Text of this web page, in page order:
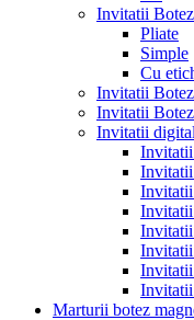
Invitatii
Pliate
Simple
Cu
Invitatii
Invitatii
Invitatii
Invitatii
Invitatii
Invitatii
Invitatii
Invitatii
Invitatii
Invitatii
Invitatii
Marturii botez